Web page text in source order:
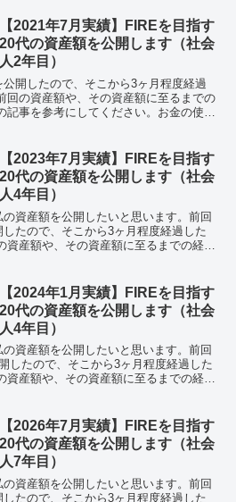
【2021年7月実績】FIREを目指す
20代の資産額を公開します（社会
人2年目）
開したので、そこから3ヶ月程度経過
回の資産額や、その資産額に至るまでの
事を参考にしてください。お金の使い
【2023年7月実績】FIREを目指す
20代の資産額を公開します（社会
人4年目）
資産額を公開したいと思います。前回
たので、そこから3ヶ月程度経過した
産額や、その資産額に至るまでの経緯
【2024年1月実績】FIREを目指す
20代の資産額を公開します（社会
人4年目）
資産額を公開したいと思います。前回
したので、そこから3ヶ月程度経過した
資産額や、その資産額に至るまでの経緯
【2026年7月実績】FIREを目指す
20代の資産額を公開します（社会
人7年目）
資産額を公開したいと思います。前回
たので、そこから3ヶ月程度経過した